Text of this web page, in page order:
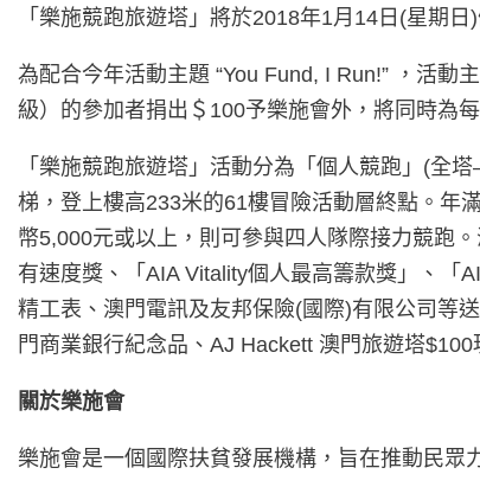
「樂施競跑旅遊塔」將於2018年1月14日(星期
為配合今年活動主題 “You Fund, I Run!” ，活
級）的參加者捐出＄100予樂施會外，將同時為
「樂施競跑旅遊塔」活動分為「個人競跑」(全
梯，登上樓高233米的61樓冒險活動層終點。年
幣5,000元或以上，則可參與四人隊際接力競跑
有速度獎、「AIA Vitality個人最高籌款獎」、「
精工表、澳門電訊及友邦保險(國際)有限公司等
門商業銀行紀念品、AJ Hackett 澳門旅遊塔
關於樂施會
樂施會是一個國際扶貧發展機構，旨在推動民眾